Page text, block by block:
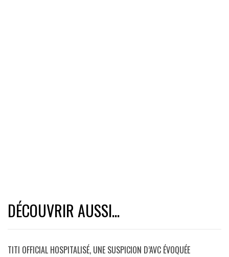
DÉCOUVRIR AUSSI...
TITI OFFICIAL HOSPITALISÉ, UNE SUSPICION D’AVC ÉVOQUÉE